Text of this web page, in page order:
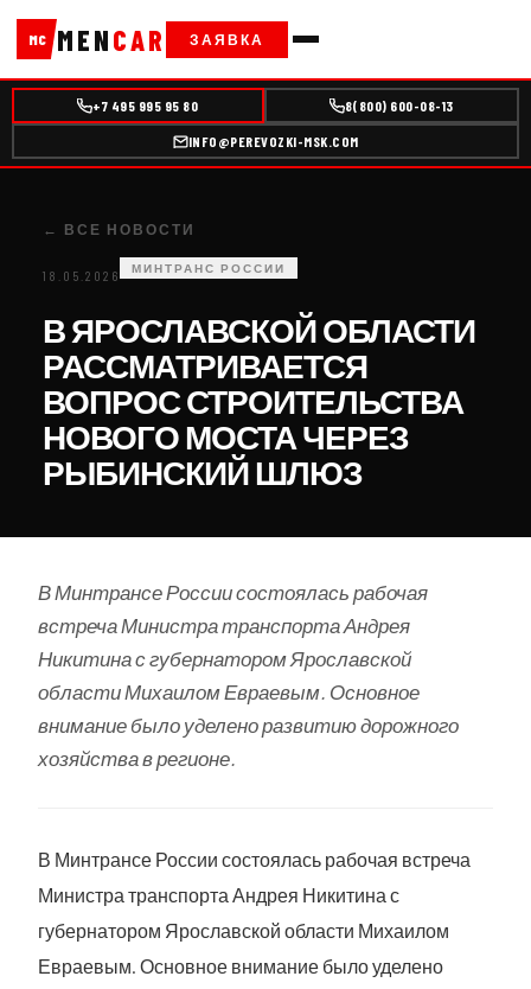
MC MENCAR ЗАЯВКА
+7 495 995 95 80 8(800) 600-08-13
INFO@PEREVOZKI-MSK.COM
← ВСЕ НОВОСТИ
18.05.2026 МИНТРАНС РОССИИ
В ЯРОСЛАВСКОЙ ОБЛАСТИ
РАССМАТРИВАЕТСЯ
ВОПРОС СТРОИТЕЛЬСТВА
НОВОГО МОСТА ЧЕРЕЗ
РЫБИНСКИЙ ШЛЮЗ
В Минтрансе России состоялась рабочая
встреча Министра транспорта Андрея
Никитина с губернатором Ярославской
области Михаилом Евраевым. Основное
внимание было уделено развитию дорожного
хозяйства в регионе.
В Минтрансе России состоялась рабочая встреча
Министра транспорта Андрея Никитина с
губернатором Ярославской области Михаилом
Евраевым. Основное внимание было уделено